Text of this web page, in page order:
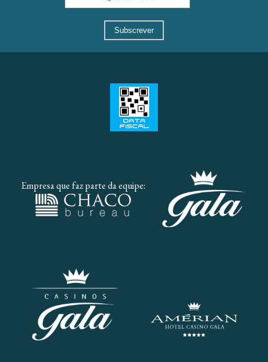
Subscrever
Empresa que faz parte da equipe: